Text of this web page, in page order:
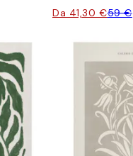
Da 41,30 €59 €